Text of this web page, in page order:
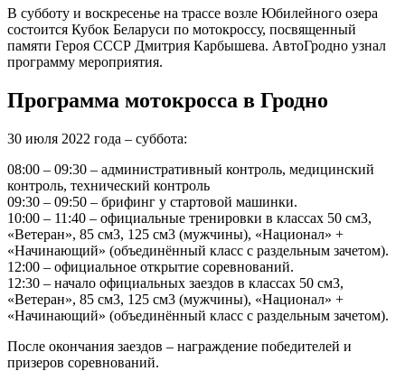
В субботу и воскресенье на трассе возле Юбилейного озера
состоится Кубок Беларуси по мотокроссу, посвященный
памяти Героя СССР Дмитрия Карбышева. АвтоГродно узнал
программу мероприятия.
Программа мотокросса в Гродно
30 июля 2022 года – суббота:
08:00 – 09:30 – административный контроль, медицинский
контроль, технический контроль
09:30 – 09:50 – брифинг у стартовой машинки.
10:00 – 11:40 – официальные тренировки в классах 50 см3,
«Ветеран», 85 см3, 125 см3 (мужчины), «Национал» +
«Начинающий» (объединённый класс с раздельным зачетом).
12:00 – официальное открытие соревнований.
12:30 – начало официальных заездов в классах 50 см3,
«Ветеран», 85 см3, 125 см3 (мужчины), «Национал» +
«Начинающий» (объединённый класс с раздельным зачетом).
После окончания заездов – награждение победителей и
призеров соревнований.